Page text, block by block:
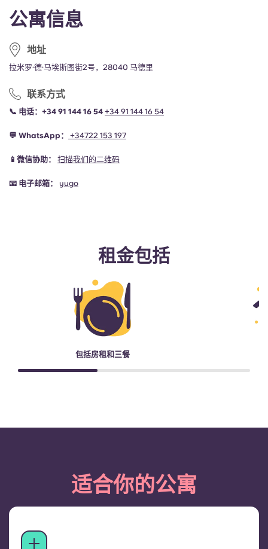
公寓信息
地址
拉米罗·德·马埃斯图街2号，28040 马德里
联系方式
📞 电话：+34 91 144 16 54 +34 91 144 16 54
💬 WhatsApp： +34722 153 197
📱微信协助： 扫描我们的二维码
📧 电子邮箱： yugo
租金包括
包括房租和三餐
适合你的公寓